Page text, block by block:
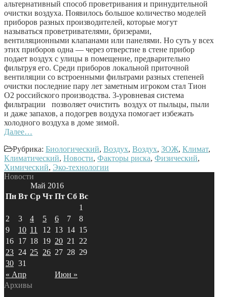
альтернативный способ проветривания и принудительной
очистки воздуха. Появилось большое количество моделей
приборов разных производителей, которые могут
называться проветривателями, бризерами,
вентиляционными клапанами или панелями. Но суть у всех
этих приборов одна — через отверстие в стене прибор
подает воздух с улицы в помещение, предварительно
фильтруя его. Среди приборов локальной приточной
вентиляции со встроенными фильтрами разных степеней
очистки последние пару лет заметным игроком стал Тион
О2 российского производства. 3-уровневая система
фильтрации позволяет очистить воздух от пыльцы, пыли
и даже запахов, а подогрев воздуха помогает избежать
холодного воздуха в доме зимой.
Далее…
Рубрика: Биологический, Воздух, Воздух, ЗОЖ, Климат,
Климатический, Новости, Факторы риска, Физический,
Химический, Эко-технологии
Новости
Май 2016
Пн Вт Ср Чт Пт Сб Вс
« Апр Июн »
1
2
3 4 5 6 7
8
9
10 11 12 13 14 15
16 17 18 19 20 21
22
23 24 25 26 27 28 29
30 31
Архивы